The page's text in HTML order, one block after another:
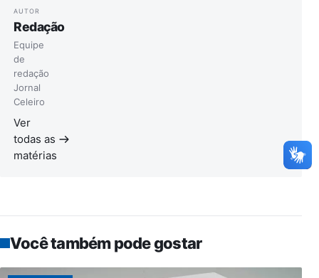
AUTOR
Redação
Equipe
de
redação
Jornal
Celeiro
Ver
todas as
matérias
Você também pode gostar